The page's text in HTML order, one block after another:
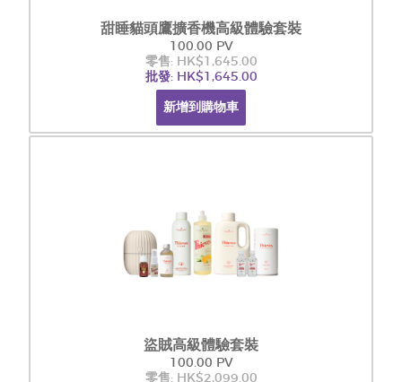
甜睡貓頭鷹擴香機高級體驗套裝​
100.00 PV
零售: HK$1,645.00
批發: HK$1,645.00
新增到購物車
盜賊高級體驗套裝
100.00 PV
零售: HK$2,099.00